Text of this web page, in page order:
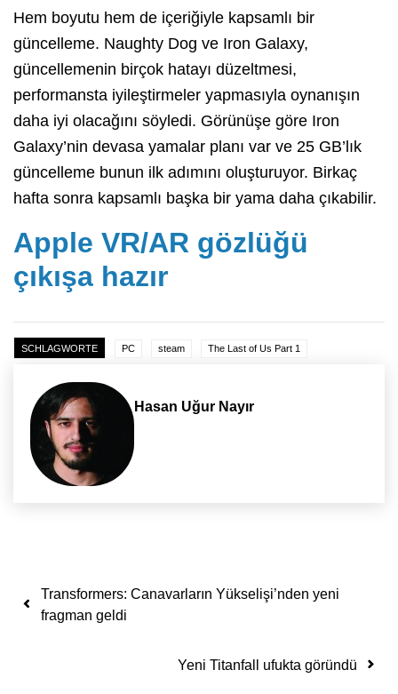
Hem boyutu hem de içeriğiyle kapsamlı bir
güncelleme. Naughty Dog ve Iron Galaxy,
güncellemenin birçok hatayı düzeltmesi,
performansta iyileştirmeler yapmasıyla oynanışın
daha iyi olacağını söyledi. Görünüşe göre Iron
Galaxy’nin devasa yamalar planı var ve 25 GB’lık
güncelleme bunun ilk adımını oluşturuyor. Birkaç
hafta sonra kapsamlı başka bir yama daha çıkabilir.
Apple VR/AR gözlüğü
çıkışa hazır
SCHLAGWORTE PC steam The Last of Us Part 1
Hasan Uğur Nayır
Yazı dolaşımı
Transformers: Canavarların Yükselişi’nden yeni
fragman geldi
Yeni Titanfall ufukta göründü